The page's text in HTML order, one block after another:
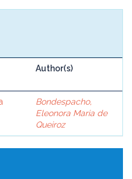
Author(s)
Bondespacho,
Eleonora Maria de
Queiroz